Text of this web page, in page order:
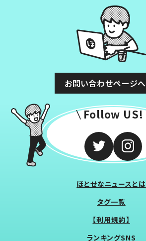
お問い合わせページへ
Follow US!
ほとせなニュースとは
タグ一覧
【利用規約】
ランキングSNS